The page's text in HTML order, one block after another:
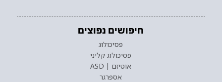
חיפושים נפוצים
פסיכולוג
פסיכולוג קליני
אוטיזם | ASD
אספרגר